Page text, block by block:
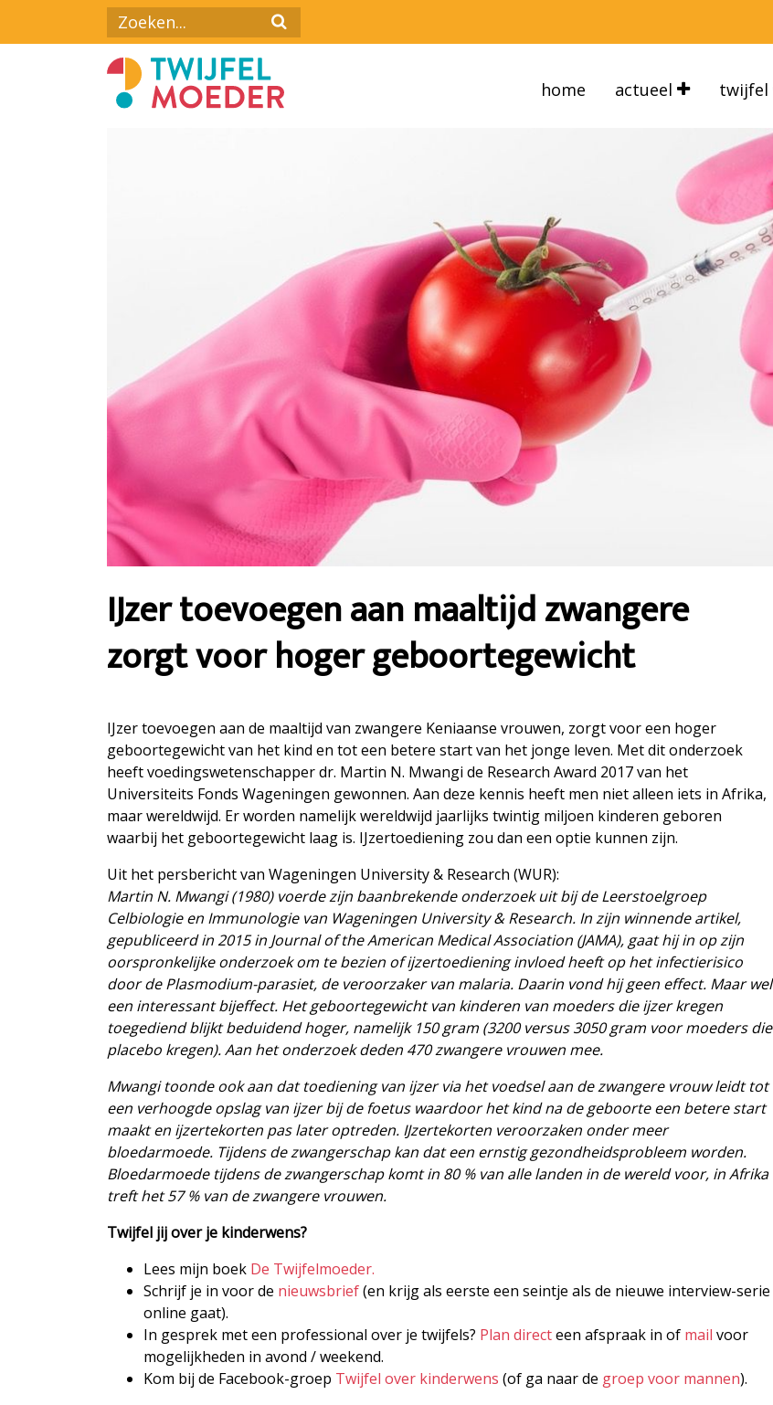
home actueel twijfel
IJzer toevoegen aan maaltijd zwangere
zorgt voor hoger geboortegewicht
IJzer toevoegen aan de maaltijd van zwangere Keniaanse vrouwen, zorgt voor een hoger
geboortegewicht van het kind en tot een betere start van het jonge leven. Met dit onderzoek
heeft voedingswetenschapper dr. Martin N. Mwangi de Research Award 2017 van het
Universiteits Fonds Wageningen gewonnen. Aan deze kennis heeft men niet alleen iets in Afrika,
maar wereldwijd. Er worden namelijk wereldwijd jaarlijks twintig miljoen kinderen geboren
waarbij het geboortegewicht laag is. IJzertoediening zou dan een optie kunnen zijn.
Uit het persbericht van Wageningen University & Research (WUR):
Martin N. Mwangi (1980) voerde zijn baanbrekende onderzoek uit bij de Leerstoelgroep
Celbiologie en Immunologie van Wageningen University & Research. In zijn winnende artikel,
gepubliceerd in 2015 in Journal of the American Medical Association (JAMA), gaat hij in op zijn
oorspronkelijke onderzoek om te bezien of ijzertoediening invloed heeft op het infectierisico
door de Plasmodium-parasiet, de veroorzaker van malaria. Daarin vond hij geen effect. Maar wel
een interessant bijeffect. Het geboortegewicht van kinderen van moeders die ijzer kregen
toegediend blijkt beduidend hoger, namelijk 150 gram (3200 versus 3050 gram voor moeders die
placebo kregen). Aan het onderzoek deden 470 zwangere vrouwen mee.
Mwangi toonde ook aan dat toediening van ijzer via het voedsel aan de zwangere vrouw leidt tot
een verhoogde opslag van ijzer bij de foetus waardoor het kind na de geboorte een betere start
maakt en ijzertekorten pas later optreden. IJzertekorten veroorzaken onder meer
bloedarmoede. Tijdens de zwangerschap kan dat een ernstig gezondheidsprobleem worden.
Bloedarmoede tijdens de zwangerschap komt in 80 % van alle landen in de wereld voor, in Afrika
treft het 57 % van de zwangere vrouwen.
Twijfel jij over je kinderwens?
Lees mijn boek De Twijfelmoeder.
Schrijf je in voor de nieuwsbrief(en krijg als eerste een seintje als de nieuwe interview-serie
online gaat).
In gesprek met een professional over je twijfels? Plan directeen afspraak in of mail voor
mogelijkheden in avond / weekend.
Kom bij de Facebook-groep Twijfel over kinderwens (of ga naar de groep voor mannen).